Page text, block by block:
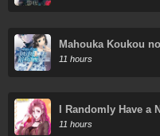
Mahouka Koukou
Ansatsu Keikaku
11 hours
I Randomly Have a
11 hours